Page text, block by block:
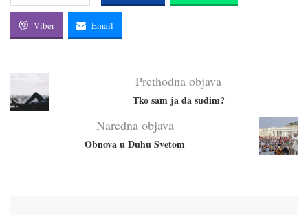
Viber Email
Prethodna objava
Tko sam ja da sudim?
Naredna objava
Obnova u Duhu Svetom